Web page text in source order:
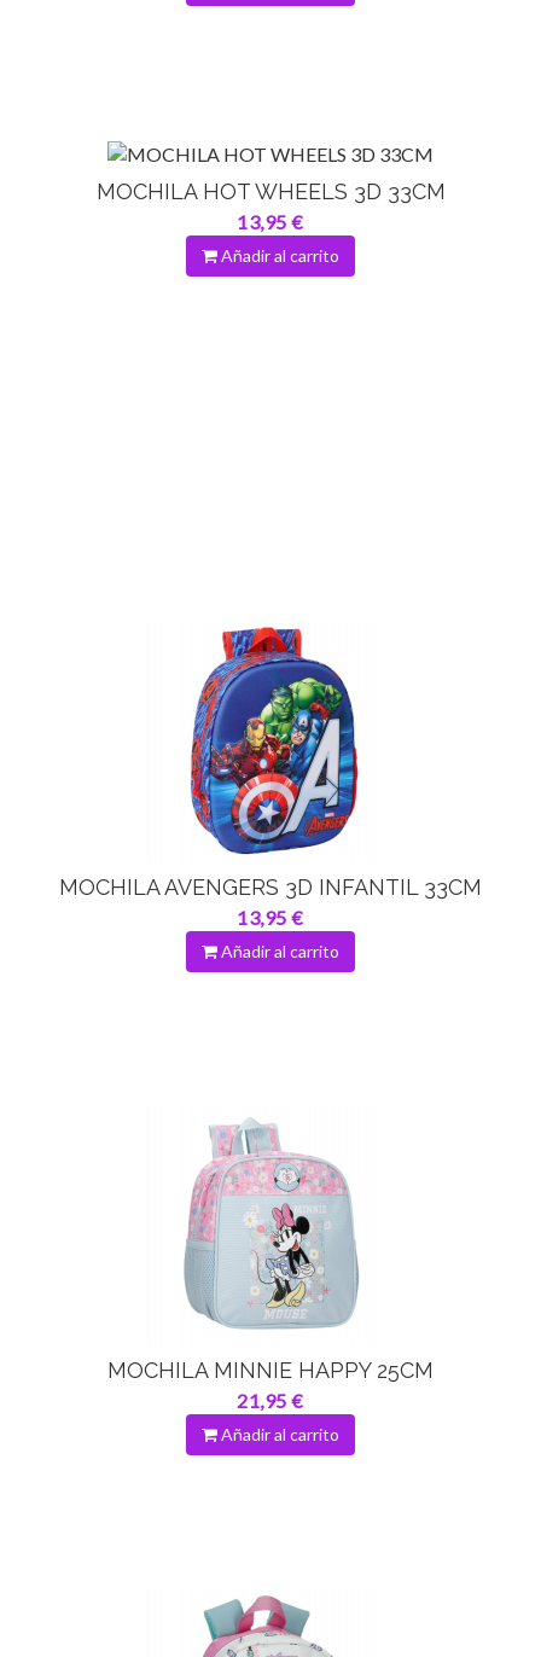
MOCHILA HOT WHEELS 3D 33CM
13,95 €
Añadir al carrito
MOCHILA AVENGERS 3D INFANTIL 33CM
13,95 €
Añadir al carrito
MOCHILA MINNIE HAPPY 25CM
21,95 €
Añadir al carrito